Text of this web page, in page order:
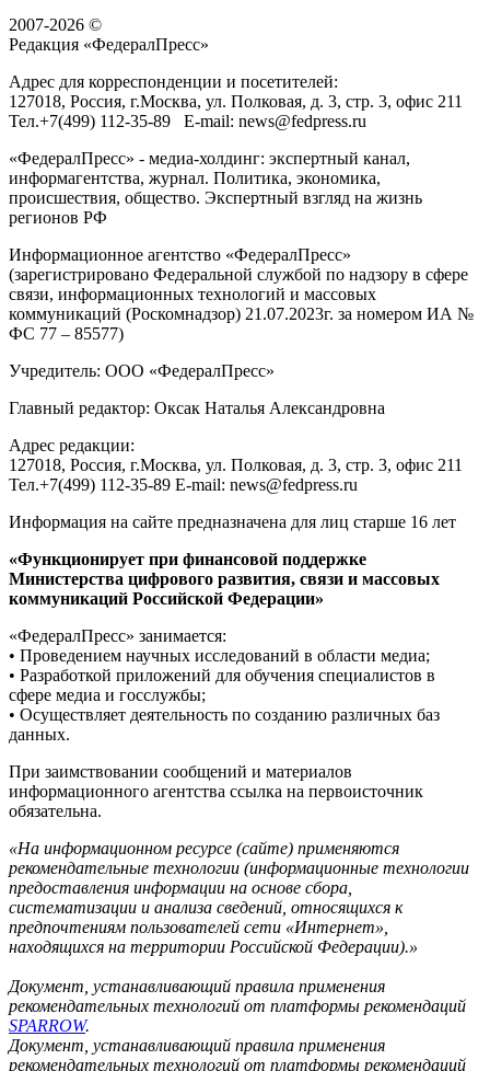
2007-2026 ©
Редакция «ФедералПресс»
Адрес для корреспонденции и посетителей:
127018, Россия, г.Москва, ул. Полковая, д. 3, стр. 3, офис 211
Тел.+7(499) 112-35-89 E-mail: news@fedpress.ru
«ФедералПресс» - медиа-холдинг: экспертный канал,
информагентства, журнал. Политика, экономика,
происшествия, общество. Экспертный взгляд на жизнь
регионов РФ
Информационное агентство «ФедералПресс»
(зарегистрировано Федеральной службой по надзору в сфере
связи, информационных технологий и массовых
коммуникаций (Роскомнадзор) 21.07.2023г. за номером ИА №
ФС 77 – 85577)
Учредитель: ООО «ФедералПресс»
Главный редактор: Оксак Наталья Александровна
Адрес редакции:
127018, Россия, г.Москва, ул. Полковая, д. 3, стр. 3, офис 211
Тел.+7(499) 112-35-89 E-mail: news@fedpress.ru
Информация на сайте предназначена для лиц старше 16 лет
«Функционирует при финансовой поддержке
Министерства цифрового развития, связи и массовых
коммуникаций Российской Федерации»
«ФедералПресс» занимается:
• Проведением научных исследований в области медиа;
• Разработкой приложений для обучения специалистов в
сфере медиа и госслужбы;
• Осуществляет деятельность по созданию различных баз
данных.
При заимствовании сообщений и материалов
информационного агентства ссылка на первоисточник
обязательна.
«На информационном ресурсе (сайте) применяются
рекомендательные технологии (информационные технологии
предоставления информации на основе сбора,
систематизации и анализа сведений, относящихся к
предпочтениям пользователей сети «Интернет»,
находящихся на территории Российской Федерации).»
Документ, устанавливающий правила применения
рекомендательных технологий от платформы рекомендаций
SPARROW.
Документ, устанавливающий правила применения
рекомендательных технологий от платформы рекомендаций